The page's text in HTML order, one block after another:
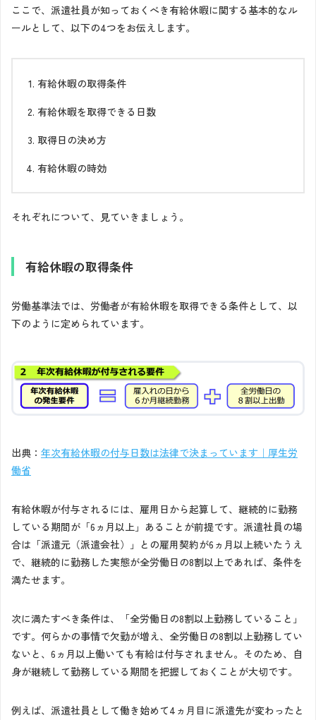
ここで、派遣社員が知っておくべき有給休暇に関する基本的なル
ールとして、以下の4つをお伝えします。
有給休暇の取得条件
有給休暇を取得できる日数
取得日の決め方
有給休暇の時効
それぞれについて、見ていきましょう。
有給休暇の取得条件
労働基準法では、労働者が有給休暇を取得できる条件として、以
下のように定められています。
出典： 年次有給休暇の付与日数は法律で決まっています｜厚生労
働省
有給休暇が付与されるには、雇用日から起算して、継続的に勤務
している期間が「6ヵ月以上」あることが前提です。派遣社員の場
合は「派遣元（派遣会社）」との雇用契約が6ヵ月以上続いたうえ
で、継続的に勤務した実態が全労働日の8割以上であれば、条件を
満たせます。
次に満たすべき条件は、「全労働日の8割以上勤務していること」
です。何らかの事情で欠勤が増え、全労働日の8割以上勤務してい
ないと、6ヵ月以上働いても有給は付与されません。そのため、自
身が継続して勤務している期間を把握しておくことが大切です。
例えば、派遣社員として働き始めて4ヵ月目に派遣先が変わったと